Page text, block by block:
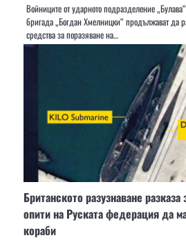
Войниците от ударното подразделение
бригада „Богдан Хмелницки“ продължават да
средства за поразяване на…
​​Британското разузнаване
опити на Руската федерация да
кораби